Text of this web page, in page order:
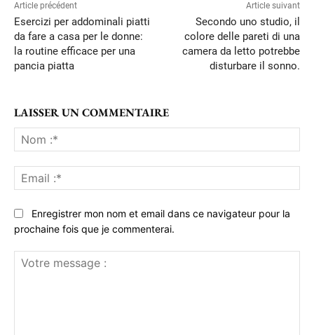
Article précédent
Esercizi per addominali piatti
da fare a casa per le donne:
la routine efficace per una
pancia piatta
Article suivant
Secondo uno studio, il
colore delle pareti di una
camera da letto potrebbe
disturbare il sonno.
LAISSER UN COMMENTAIRE
:*
:*
Enregistrer mon nom et email dans ce navigateur pour la
prochaine fois que je commenterai.